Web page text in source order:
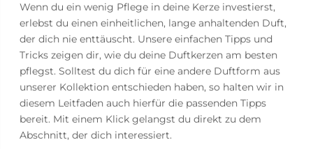
Wenn du ein wenig Pflege in deine Kerze investierst,
erlebst du einen einheitlichen, lange anhaltenden Duft,
der dich nie enttäuscht. Unsere einfachen Tipps und
Tricks zeigen dir, wie du deine Duftkerzen am besten
pflegst. Solltest du dich für eine andere Duftform aus
unserer Kollektion entschieden haben, so halten wir in
diesem Leitfaden auch hierfür die passenden Tipps
bereit. Mit einem Klick gelangst du direkt zu dem
Abschnitt, der dich interessiert.